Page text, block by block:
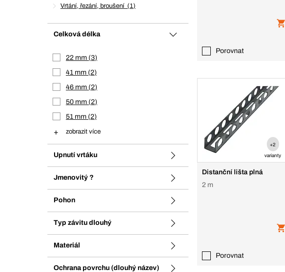
Vrtání, řezání, broušení 1
Celková délka
22 mm 3
41 mm 2
46 mm 2
50 mm 2
51 mm 2
zobrazit více
Upnutí vrtáku
Jmenovitý ?
Pohon
Typ závitu dlouhý
Materiál
Ochrana povrchu (dlouhý název)
Porovnat
+2
varianty
Distanční lišta plná
2 m
Porovnat